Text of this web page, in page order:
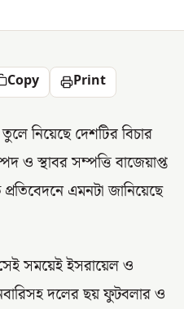
Copy Print
নিয়েছে দেশটির বিচার
ও স্থাবর সম্পত্তি বাজেয়াপ্ত
এমনটা জানিয়েছে
সময়েই ইসরায়েল ও
দলের ছয় ফুটবলার ও